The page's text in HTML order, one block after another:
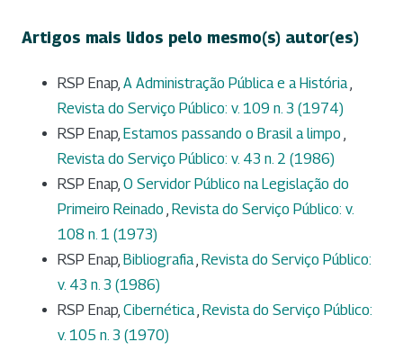
Artigos mais lidos pelo mesmo(s) autor(es)
RSP Enap, A Administração Pública e a História,
Revista do Serviço Público: v. 109 n. 3 (1974)
RSP Enap, Estamos passando o Brasil a limpo ,
Revista do Serviço Público: v. 43 n. 2 (1986)
RSP Enap, O Servidor Público na Legislação do
Primeiro Reinado , Revista do Serviço Público: v.
108 n. 1 (1973)
RSP Enap, Bibliografia, Revista do Serviço Público:
v. 43 n. 3 (1986)
RSP Enap, Cibernética, Revista do Serviço Público:
v. 105 n. 3 (1970)